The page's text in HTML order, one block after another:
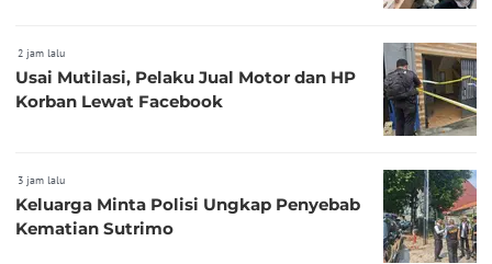
2 jam lalu
Usai Mutilasi, Pelaku Jual Motor dan HP
Korban Lewat Facebook
3 jam lalu
Keluarga Minta Polisi Ungkap Penyebab
Kematian Sutrimo